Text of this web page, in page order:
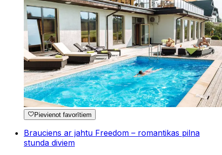
Pievienot favorītiem
Brauciens ar jahtu Freedom – romantikas pilna
stunda diviem